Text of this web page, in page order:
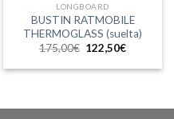
LONGBOARD
BUSTIN RATMOBILE
THERMOGLASS (suelta)
175,00€ El
precio
original
122,50€El
actual